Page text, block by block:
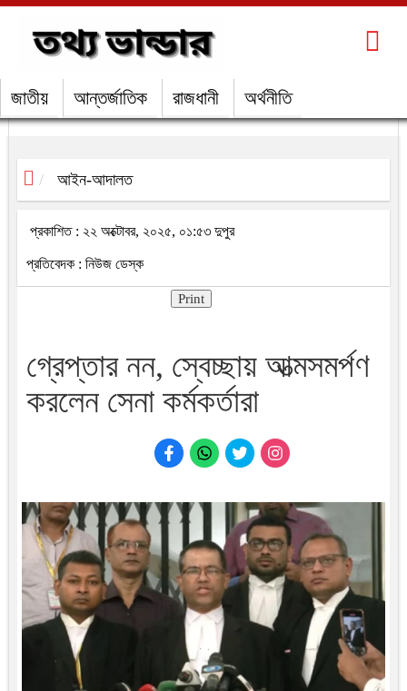
জাতীয় আন্তর্জাতিক রাজধানী অর্থনীতি
আইন-আদালত
প্রকাশিত : ২২ অক্টোবর, ২০২৫, ০১:৫৩ দুপুর
প্রতিবেদক : নিউজ ডেস্ক
Print
গ্রেপ্তার নন, স্বেচ্ছায় আত্মসমর্পণ
করলেন সেনা কর্মকর্তারা